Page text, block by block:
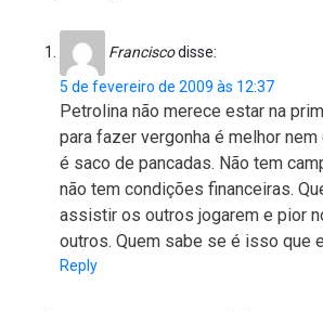
Franciscodisse:
5 de fevereiro de 2009 às 12:37
Petrolina não merece estar na
para fazer vergonha é melhor nem
é saco de pancadas. Não tem
não tem condições financeiras.
assistir os outros jogarem e pior
outros. Quem sabe se é isso que
Reply